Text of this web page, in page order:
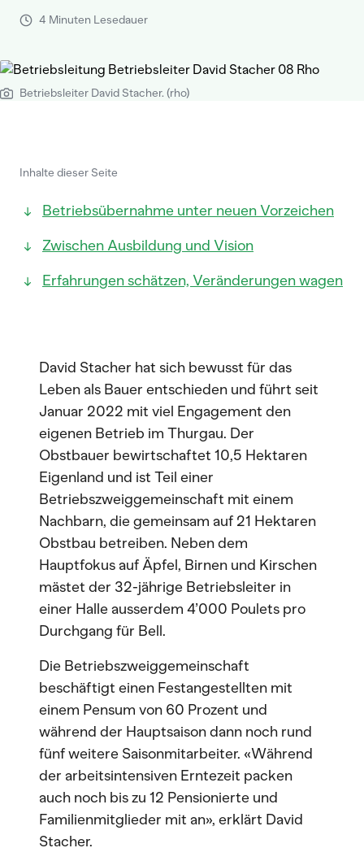
4 Minuten Lesedauer
Betriebsleiter David Stacher. (rho)
Inhalte dieser Seite
Betriebsübernahme unter neuen Vorzeichen
Zwischen Ausbildung und Vision
Erfahrungen schätzen, Veränderungen wagen
David Stacher hat sich bewusst für das
Leben als Bauer entschieden und führt seit
Januar 2022 mit viel Engagement den
eigenen Betrieb im Thurgau. Der
Obstbauer bewirtschaftet 10,5 Hektaren
Eigenland und ist Teil einer
Betriebszweiggemeinschaft mit einem
Nachbarn, die gemeinsam auf 21 Hektaren
Obstbau betreiben. Neben dem
Hauptfokus auf Äpfel, Birnen und Kirschen
mästet der 32-jährige Betriebsleiter in
einer Halle ausserdem 4’000 Poulets pro
Durchgang für Bell.
Die Betriebszweiggemeinschaft
beschäftigt einen Festangestellten mit
einem Pensum von 60 Prozent und
während der Hauptsaison dann noch rund
fünf weitere Saisonmitarbeiter. «Während
der arbeitsintensiven Erntezeit packen
auch noch bis zu 12 Pensionierte und
Familienmitglieder mit an», erklärt David
Stacher.